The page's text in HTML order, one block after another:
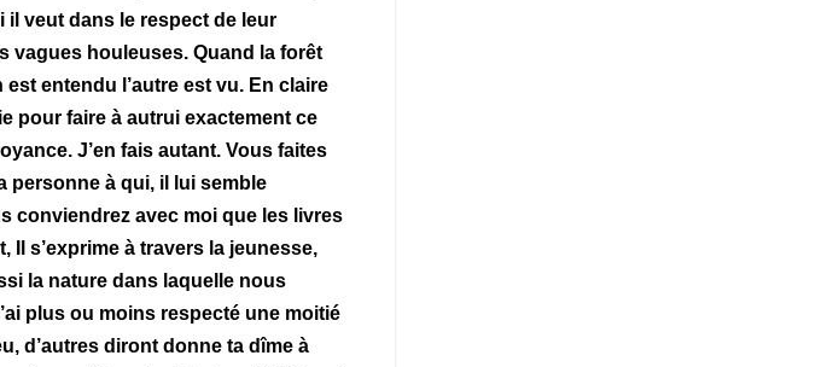
il veut dans le respect de leur
vagues houleuses. Quand la forêt
entendu l’autre est vu. En claire
pour faire à autrui exactement ce
J’en fais autant. Vous faites
personne à qui, il lui semble
conviendrez avec moi que les livres
Il s’exprime à travers la jeunesse,
la nature dans laquelle nous
plus ou moins respecté une moitié
d’autres diront donne ta dîme à